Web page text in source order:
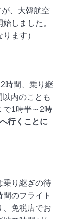
が、大韓航空
しました。
ます）
時間、乗り継
以内のことも
で1時半～2時
行くことに
乗り継ぎの待
のフライト
、免税店でお